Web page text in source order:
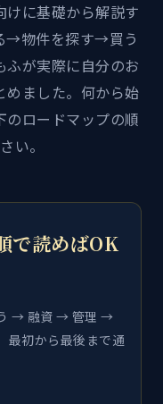
けに基礎から解説す
→物件を探す→買う
が実際に自分のお
めました。何から始
のロードマップの順
い。
で読めばOK
→ 融資 → 管理 →
最初から最後まで通